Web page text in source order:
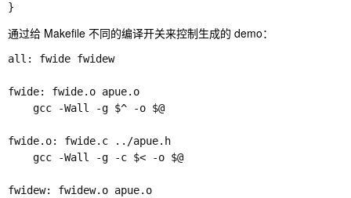
}
通过给 Makefile 不同的编译开关来控制生成的 demo：
all: fwide fwidew
fwide: fwide.o apue.o
fwide.o: fwide.c ../apue.h
fwidew: fwidew.o apue.o